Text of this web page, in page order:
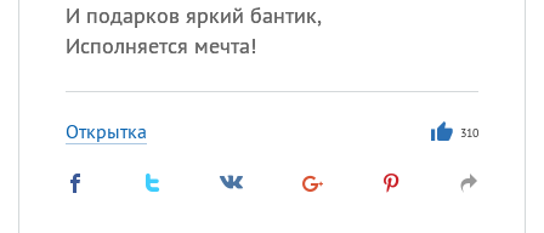
И подарков яркий бантик,
Исполняется мечта!
Открытка 310